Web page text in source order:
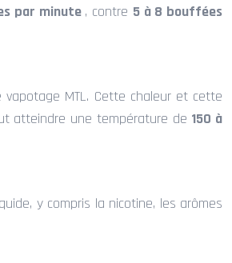
par minute , contre 5 à 8 bouffées
MTL. Cette chaleur et cette
atteindre une température de 150 à
y compris la nicotine, les arômes